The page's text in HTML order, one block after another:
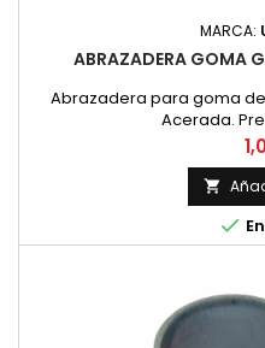
MARCA:
ABRAZADERA GOMA
Abrazadera para goma
Acerada.

